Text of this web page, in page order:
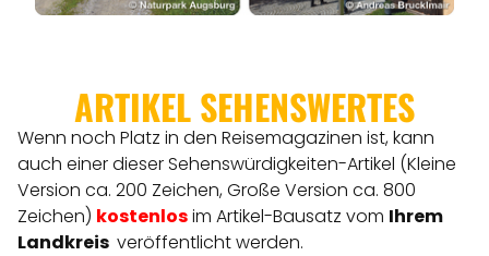
ARTIKEL SEHENSWERTES
Wenn noch Platz in den Reisemagazinen ist, kann
auch einer dieser Sehenswürdigkeiten-Artikel (Kleine
Version ca. 200 Zeichen, Große Version ca. 800
Zeichen) kostenlosim Artikel-Bausatz vom Ihrem
Landkreis veröffentlicht werden.